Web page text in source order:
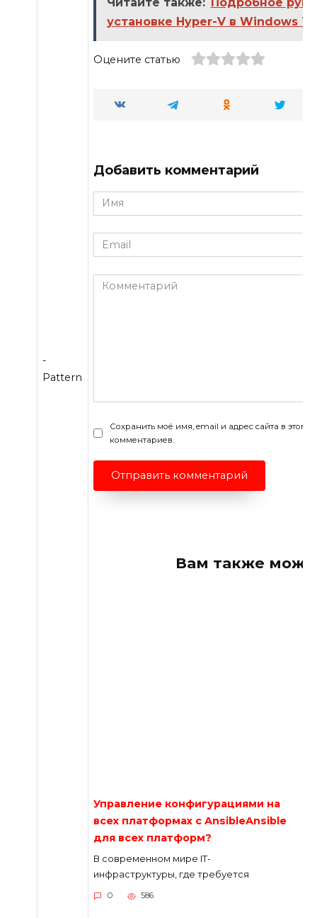
-
Pattern
установке Hyper-V в Windows 10
Оцените статью
Добавить комментарий
Имя
*
Email
*
Комментарий
Сохранить моё имя, email и адрес сайта в этом
комментариев.
Вам также
Управление конфигурациями на
всех платформах с AnsibleAnsible
для всех платформ?
В современном мире IT-
инфраструктуры, где требуется
0 586